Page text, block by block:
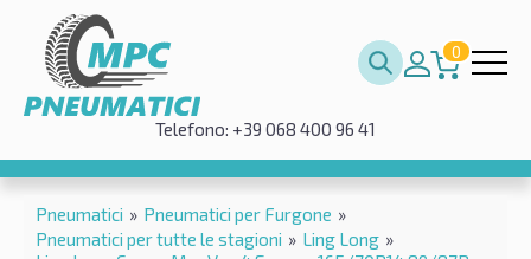
0
Telefono: +39 068 400 96 41
Pneumatici » Pneumatici per Furgone »
Pneumatici per tutte le stagioni » Ling Long »